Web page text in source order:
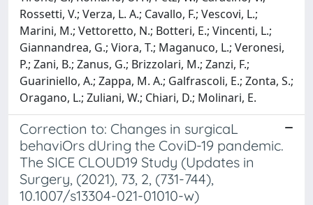
Rossetti, V.; Verza, L. A.; Cavallo, F.; Vescovi, L.;
Marini, M.; Vettoretto, N.; Botteri, E.; Vincenti, L.;
Giannandrea, G.; Viora, T.; Maganuco, L.; Veronesi,
P.; Zani, B.; Zanus, G.; Brizzolari, M.; Zanzi, F.;
Guariniello, A.; Zappa, M. A.; Galfrascoli, E.; Zonta, S.;
Oragano, L.; Zuliani, W.; Chiari, D.; Molinari, E.
Correction to: Changes in surgicaL
behaviOrs dUring the CoviD-19 pandemic.
The SICE CLOUD19 Study (Updates in
Surgery, (2021), 73, 2, (731-744),
10.1007/s13304-021-01010-w)